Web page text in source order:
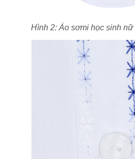
Hình 2: Áo sơmi học sinh nữ